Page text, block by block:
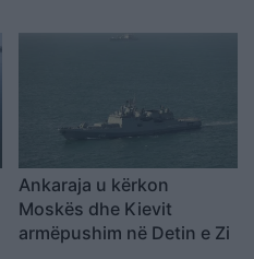
dhe kamionit
Ankaraja u kërkon
Moskës dhe Kievit
armëpushim në Detin e Zi